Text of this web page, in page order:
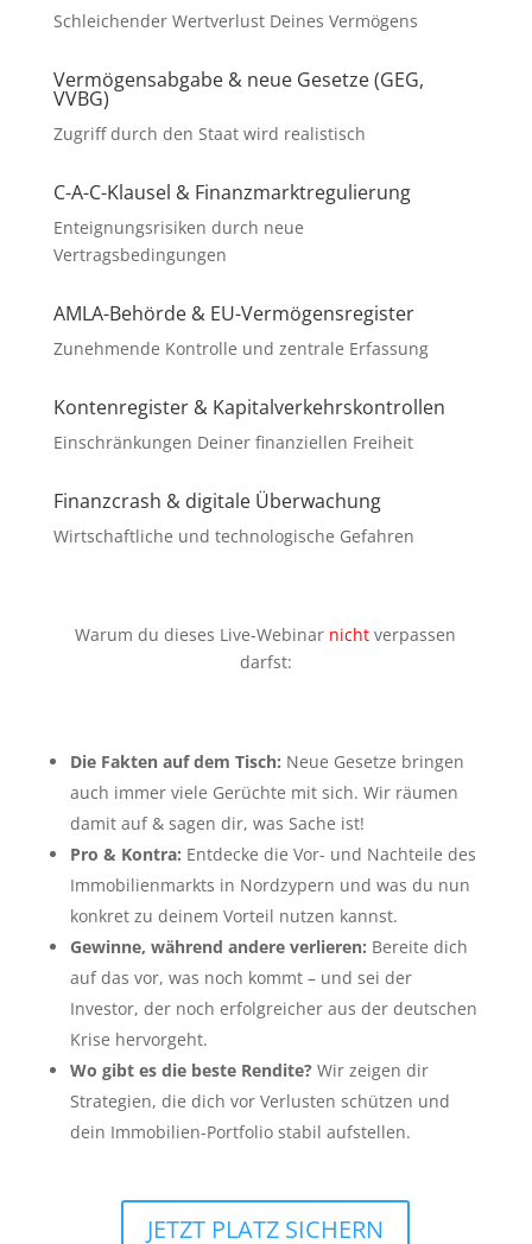
Schleichender Wertverlust Deines Vermögens
Vermögensabgabe & neue Gesetze (GEG,
VVBG)
Zugriff durch den Staat wird realistisch
C-A-C-Klausel & Finanzmarktregulierung
Enteignungsrisiken durch neue
Vertragsbedingungen
AMLA-Behörde & EU-Vermögensregister
Zunehmende Kontrolle und zentrale Erfassung
Kontenregister & Kapitalverkehrskontrollen
Einschränkungen Deiner finanziellen Freiheit
Finanzcrash & digitale Überwachung
Wirtschaftliche und technologische Gefahren
Warum du dieses Live-Webinar nicht verpassen
darfst:
Die Fakten auf dem Tisch: Neue Gesetze bringen
auch immer viele Gerüchte mit sich. Wir räumen
damit auf & sagen dir, was Sache ist!
Pro & Kontra: Entdecke die Vor- und Nachteile des
Immobilienmarkts in Nordzypern und was du nun
konkret zu deinem Vorteil nutzen kannst.
Gewinne, während andere verlieren: Bereite dich
auf das vor, was noch kommt – und sei der
Investor, der noch erfolgreicher aus der deutschen
Krise hervorgeht.
Wo gibt es die beste Rendite? Wir zeigen dir
Strategien, die dich vor Verlusten schützen und
dein Immobilien-Portfolio stabil aufstellen.
JETZT PLATZ SICHERN